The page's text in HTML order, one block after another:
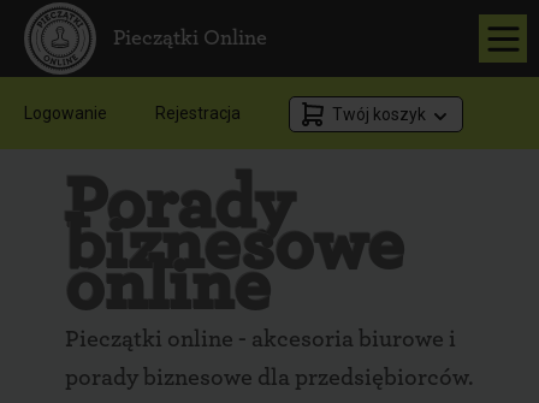
Pieczątki Online
Logowanie Rejestracja Twój koszyk
Porady
biznesowe
online
Pieczątki online - akcesoria biurowe i
porady biznesowe dla przedsiębiorców.